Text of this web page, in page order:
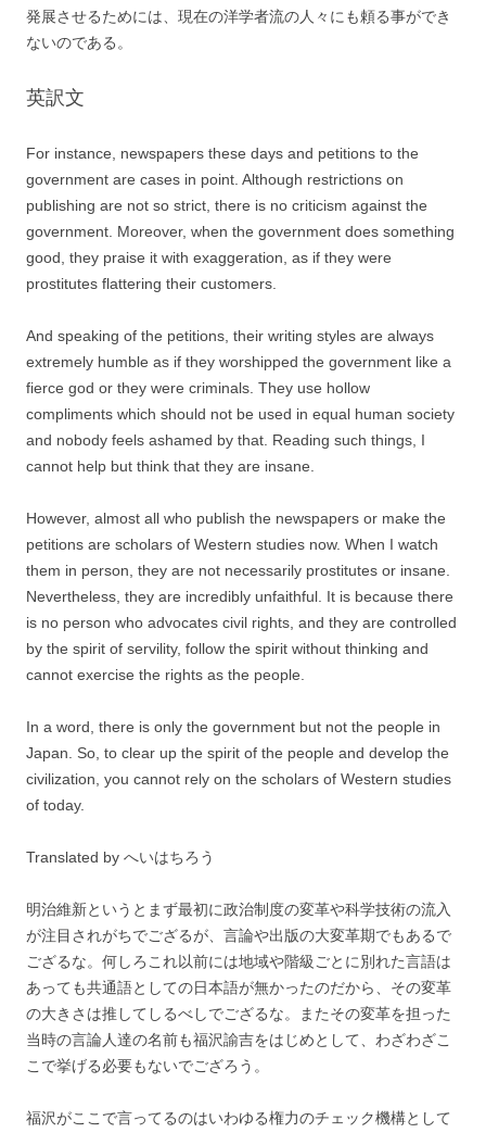
発展させるためには、現在の洋学者流の人々にも頼る事ができ
ないのである。
英訳文
For instance, newspapers these days and petitions to the
government are cases in point. Although restrictions on
publishing are not so strict, there is no criticism against the
government. Moreover, when the government does something
good, they praise it with exaggeration, as if they were
prostitutes flattering their customers.
And speaking of the petitions, their writing styles are always
extremely humble as if they worshipped the government like a
fierce god or they were criminals. They use hollow
compliments which should not be used in equal human society
and nobody feels ashamed by that. Reading such things, I
cannot help but think that they are insane.
However, almost all who publish the newspapers or make the
petitions are scholars of Western studies now. When I watch
them in person, they are not necessarily prostitutes or insane.
Nevertheless, they are incredibly unfaithful. It is because there
is no person who advocates civil rights, and they are controlled
by the spirit of servility, follow the spirit without thinking and
cannot exercise the rights as the people.
In a word, there is only the government but not the people in
Japan. So, to clear up the spirit of the people and develop the
civilization, you cannot rely on the scholars of Western studies
of today.
Translated by へいはちろう
明治維新というとまず最初に政治制度の変革や科学技術の流入
が注目されがちでござるが、言論や出版の大変革期でもあるで
ござるな。何しろこれ以前には地域や階級ごとに別れた言語は
あっても共通語としての日本語が無かったのだから、その変革
の大きさは推してしるべしでござるな。またその変革を担った
当時の言論人達の名前も福沢諭吉をはじめとして、わざわざこ
こで挙げる必要もないでござろう。
福沢がここで言ってるのはいわゆる権力のチェック機構として